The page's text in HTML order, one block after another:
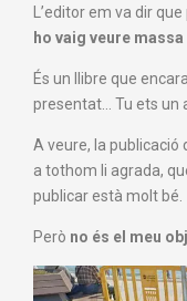
L’editor em va dir
ho vaig veure
És un llibre que
presentat… Tu ets un
A veure, la publicació
a tothom li agrada,
publicar està molt bé.
Però no és el meu